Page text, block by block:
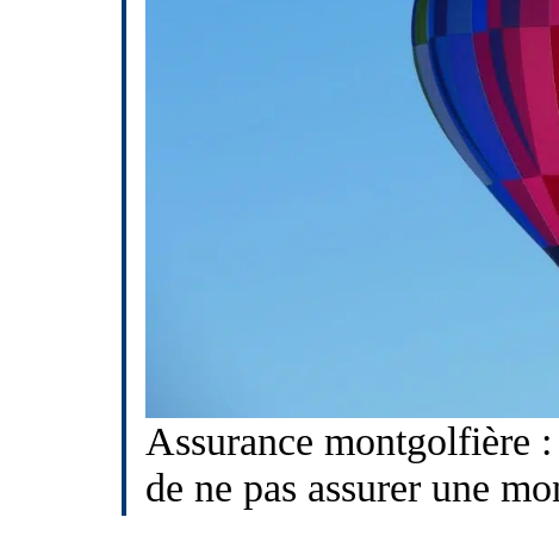
Assurance montgolfière
de ne pas assurer une